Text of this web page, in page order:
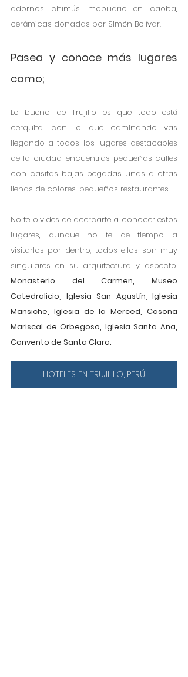
adornos chimús, mobiliario en caoba,
cerámicas donadas por Simón Bolívar.
Pasea y conoce más lugares
como;
Lo bueno de Trujillo es que todo está
cerquita, con lo que caminando vas
llegando a todos los lugares destacables
de la ciudad, encuentras pequeñas calles
con casitas bajas pegadas unas a otras
llenas de colores, pequeños restaurantes…
No te olvides de acercarte a conocer estos
lugares, aunque no te de tiempo a
visitarlos por dentro, todos ellos son muy
Monasterio del Carmen, Museo
Catedralicio, Iglesia San Agustín, Iglesia
Mansiche, Iglesia de la Merced, Casona
Mariscal de Orbegoso, Iglesia Santa Ana,
Convento de Santa Clara.
HOTELES EN TRUJILLO, PERÚ